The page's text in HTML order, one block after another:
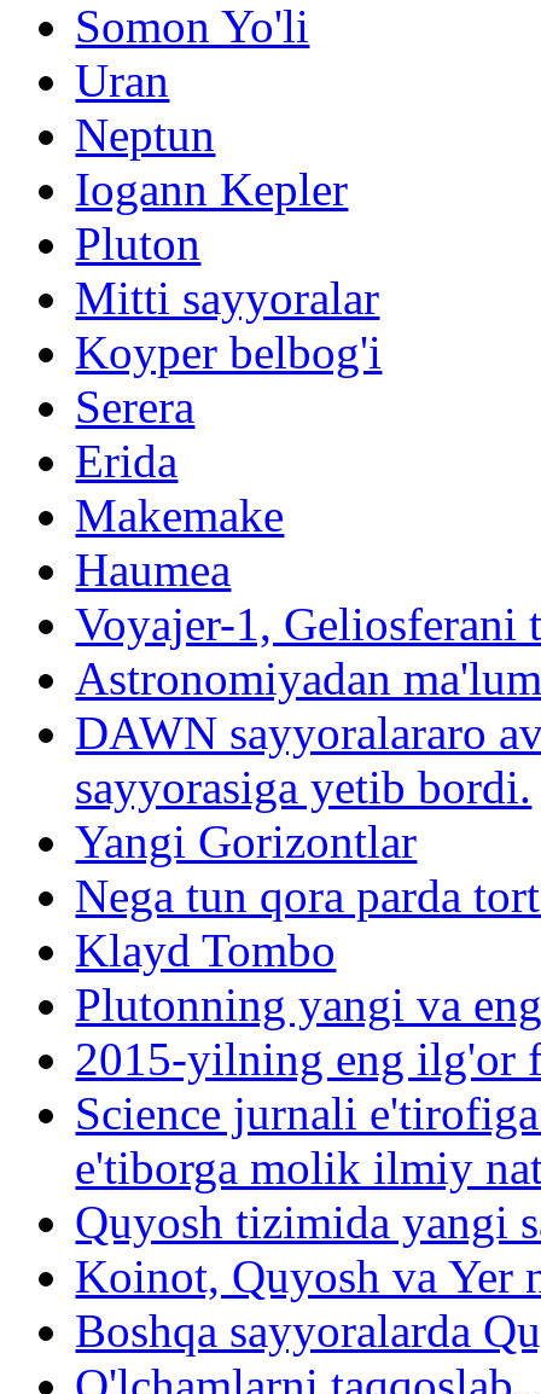
Somon Yo'li
Uran
Neptun
Iogann Kepler
Pluton
Mitti sayyoralar
Koyper belbog'i
Serera
Erida
Makemake
Haumea
Voyajer-1, Geliosferani
Astronomiyadan
DAWN sayyoralararo
sayyorasiga yetib bordi.
Yangi Gorizontlar
Nega tun qora parda
Klayd Tombo
Plutonning yangi va
2015-yilning eng ilg'or
Science jurnali
e'tiborga molik ilmiy
Quyosh tizimida yangi
Koinot, Quyosh va Yer
Boshqa sayyoralarda